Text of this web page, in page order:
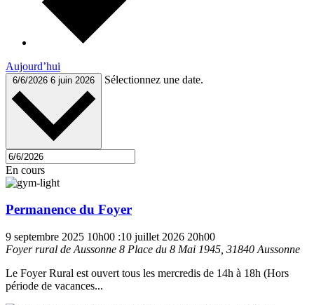
Aujourd’hui
6/6/2026 6 juin 2026 Sélectionnez une date.
En cours
Permanence du Foyer
9 septembre 2025 10h00 :10 juillet 2026 20h00
Foyer rural de Aussonne 8 Place du 8 Mai 1945, 31840 Aussonne
Le Foyer Rural est ouvert tous les mercredis de 14h à 18h (Hors
période de vacances...